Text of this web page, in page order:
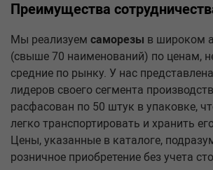
Преимущества
Мы реализуем саморезы в широком
(свыше 70 наименований) по ценам,
средние по рынку. У нас
лидеров своего сегмента
расфасован по 50 штук в упаковке,
легко транспортировать и хранить
Цены, указанные в каталоге,
розничное приобретение без учета